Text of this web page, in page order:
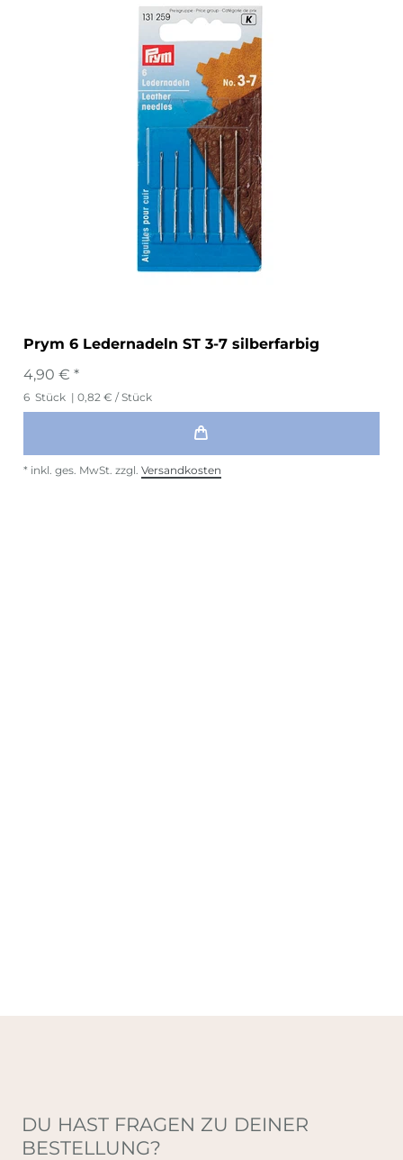
Prym 6 Ledernadeln ST 3-7 silberfarbig
4,90 € *
6 Stück | 0,82 € / Stück
* inkl. ges. MwSt. zzgl. Versandkosten
DU HAST FRAGEN ZU DEINER
BESTELLUNG?